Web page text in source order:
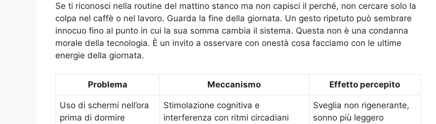
Se ti riconosci nella routine del mattino stanco ma non capisci il perché, non cercare solo la
colpa nel caffè o nel lavoro. Guarda la fine della giornata. Un gesto ripetuto può sembrare
innocuo fino al punto in cui la sua somma cambia il sistema. Questa non è una condanna
morale della tecnologia. È un invito a osservare con onestà cosa facciamo con le ultime
energie della giornata.
Problema Meccanismo Effetto percepito
Uso di schermi nell’ora
prima di dormire
Stimolazione cognitiva e
interferenza con ritmi circadiani
Sveglia non rigenerante,
sonno più leggero